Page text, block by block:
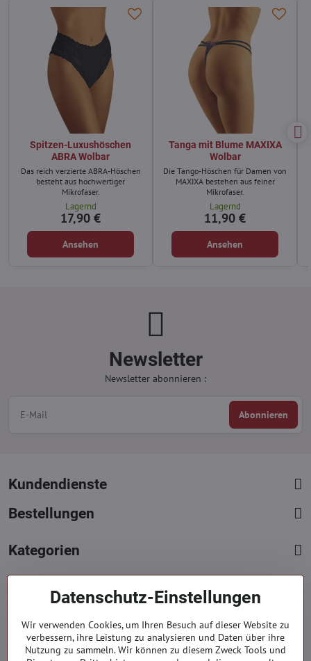
Spitzen-Luxushöschen
ABRA Wolbar
Das reich verzierte ABRA-Höschen
besteht aus hochwertiger
Mikrofaser.
Lagernd
17,90 €
Ansehen
Tanga mit Blume MAXIXA
Wolbar
Die Tango-Höschen für Damen von
MAXIXA bestehen aus feiner
Mikrofaser.
Lagernd
11,90 €
Ansehen
Newsletter
Newsletter abonnieren :
Abonnieren
Kundendienste
Bestellungen
Kategorien
Kontakte
Mont. - Freit. : 09:00 - 15:00 hod.
info​@everlady​.eu
Datenschutz-Einstellungen
Wir verwenden Cookies, um Ihren Besuch auf dieser Website zu
verbessern, ihre Leistung zu analysieren und Daten über ihre
Nutzung zu sammeln. Wir können zu diesem Zweck Tools und